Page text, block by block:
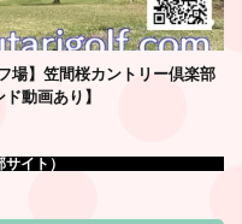
場】笠間桜カントリー倶楽部
ド動画あり】
サイト）